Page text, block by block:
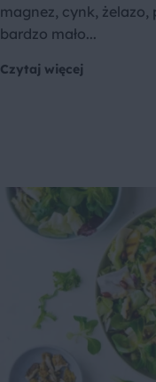
magnez, cynk,
bardzo mało...
Czytaj więcej